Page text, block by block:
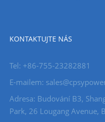
KONTAKTUJTE NÁS
Tel: +86-755-23282881
E-mailem:
Adresa: Budování B3,
Park, 26 Lougang Avenue,